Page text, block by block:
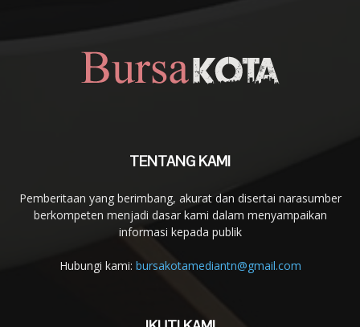
TENTANG KAMI
Pemberitaan yang berimbang, akurat dan disertai narasumber
berkompeten menjadi dasar kami dalam menyampaikan
informasi kepada publik
Hubungi kami: bursakotamediantn@gmail.com